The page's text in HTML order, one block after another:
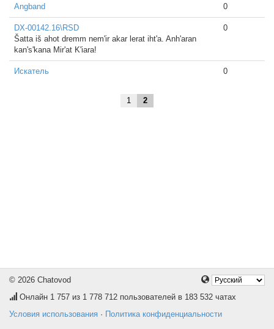
Angband 0
DX-00142.16\RSD
Šatta iš ahot dremm nem'ir akar lerat iht'a. Anh'aran
kan's'kana Mir'at K'iara!
0
Искатель 0
1 2
© 2026 Chatovod
Онлайн 1 757 из 1 778 712 пользователей в 183 532 чатах
Условия использования · Политика конфиденциальности